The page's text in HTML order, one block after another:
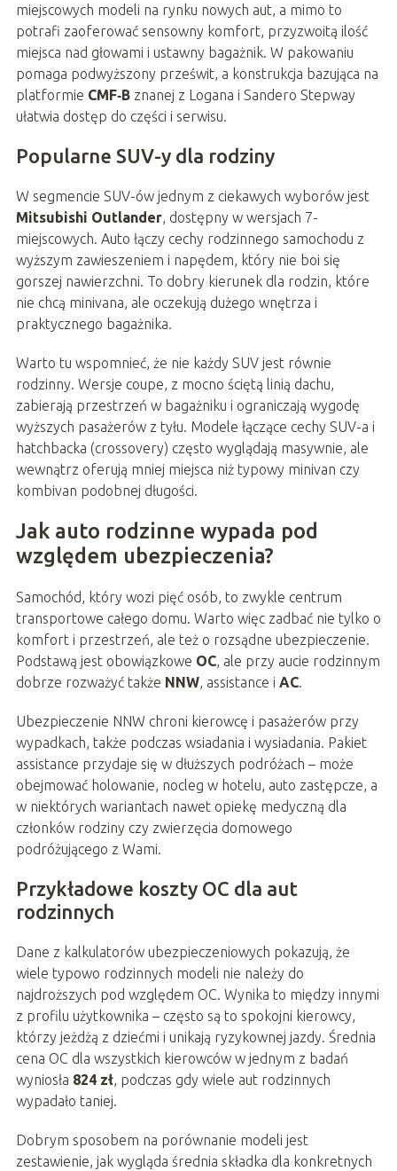
miejscowych modeli na rynku nowych aut, a mimo to
potrafi zaoferować sensowny komfort, przyzwoitą ilość
miejsca nad głowami i ustawny bagażnik. W pakowaniu
pomaga podwyższony prześwit, a konstrukcja bazująca na
platformie CMF‑Bznanej z Logana i Sandero Stepway
ułatwia dostęp do części i serwisu.
Popularne SUV-y dla rodziny
W segmencie SUV-ów jednym z ciekawych wyborów jest
Mitsubishi Outlander, dostępny w wersjach 7-
miejscowych. Auto łączy cechy rodzinnego samochodu z
wyższym zawieszeniem i napędem, który nie boi się
gorszej nawierzchni. To dobry kierunek dla rodzin, które
nie chcą minivana, ale oczekują dużego wnętrza i
praktycznego bagażnika.
Warto tu wspomnieć, że nie każdy SUV jest równie
rodzinny. Wersje coupe, z mocno ściętą linią dachu,
zabierają przestrzeń w bagażniku i ograniczają wygodę
wyższych pasażerów z tyłu. Modele łączące cechy SUV-a i
hatchbacka (crossovery) często wyglądają masywnie, ale
wewnątrz oferują mniej miejsca niż typowy minivan czy
kombivan podobnej długości.
Jak auto rodzinne wypada pod
względem ubezpieczenia?
Samochód, który wozi pięć osób, to zwykle centrum
transportowe całego domu. Warto więc zadbać nie tylko o
komfort i przestrzeń, ale też o rozsądne ubezpieczenie.
Podstawą jest obowiązkowe OC, ale przy aucie rodzinnym
dobrze rozważyć także NNW, assistance i AC.
Ubezpieczenie NNW chroni kierowcę i pasażerów przy
wypadkach, także podczas wsiadania i wysiadania. Pakiet
assistance przydaje się w dłuższych podróżach – może
obejmować holowanie, nocleg w hotelu, auto zastępcze, a
w niektórych wariantach nawet opiekę medyczną dla
członków rodziny czy zwierzęcia domowego
podróżującego z Wami.
Przykładowe koszty OC dla aut
rodzinnych
Dane z kalkulatorów ubezpieczeniowych pokazują, że
wiele typowo rodzinnych modeli nie należy do
najdroższych pod względem OC. Wynika to między innymi
z profilu użytkownika – często są to spokojni kierowcy,
którzy jeżdżą z dziećmi i unikają ryzykownej jazdy. Średnia
cena OC dla wszystkich kierowców w jednym z badań
wyniosła 824 zł, podczas gdy wiele aut rodzinnych
wypadało taniej.
Dobrym sposobem na porównanie modeli jest
zestawienie, jak wygląda średnia składka dla konkretnych